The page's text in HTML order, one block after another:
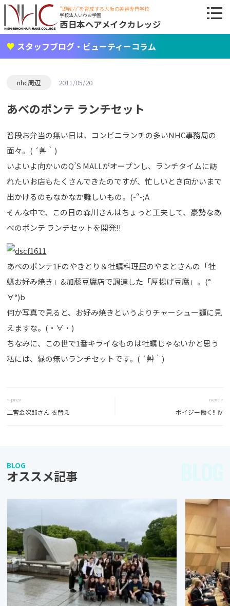
"即戦力"を育成する大阪の美容専門学校
学校法人いわお学園
西日本ヘアメイクカレッジ
スタッフブログ・ビューティーコラム
nhc周辺 2011/05/20
あべのポンテ ランチセット
普段お弁当の無い日は、コンビニランチの多いNHC事務局の
面々。( ´艸｀)
いよいよ向かいのQ’S MALLがオープンし、ランチタイムに訪
れたいお店もたくさんできたのですが、忙しいとき向かいまで
出かけるのもなかなか難しいもの。(-“-;A
そんな中で、この日の森川さんはちょっと工夫して、豪勢なあ
べのポンテ ランチセットを開発!!
あべのポンテ1Fのやきとり＆牡蠣料理屋のやまとさんの「牡
蠣お好み焼き」&加藤豆腐店で調達した「厚揚げ豆腐」。(°
∀°)b
何か写真で見ると、お好み焼きというよりチャーシュー麺に見
えますな。(・∀・)
ちなみに、この世で1番キライなものは牡蠣じゃないかと思う
私には、縁の無いランチセットです。( ´艸｀)
< prev
二宮金次郎さん 衣替え
next >
ポイジー働く!! Ⅳ
BLOG
オススメ記事